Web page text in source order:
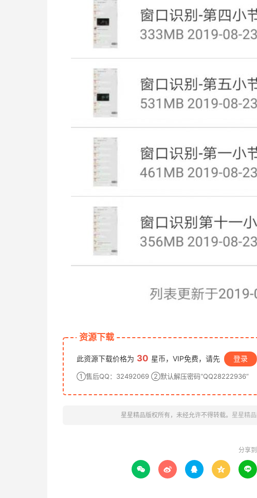
资源下载
此资源下载价格为 30 星币，VIP免费，请先 登录
①售后QQ：32492069 ②默认解压密码“QQ28222936”
星星精品版权所有，未经允许不得转载。 星星精品
分享到
    